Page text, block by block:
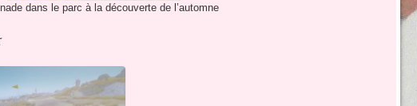
dans le parc à la découverte de l’automne